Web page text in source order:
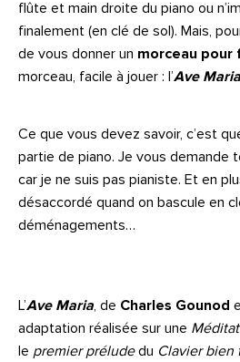
flûte et main droite du piano ou
finalement (en clé de sol). Mais,
de vous donner un morceau
morceau, facile à jouer : l’Ave Maria
Ce que vous devez savoir, c’est
partie de piano. Je vous demande
car je ne suis pas pianiste. Et en
désaccordé quand on bascule en
déménagements…
L’Ave Maria, de Charles Gounod
adaptation réalisée sur une
le premier préludedu Clavier bien